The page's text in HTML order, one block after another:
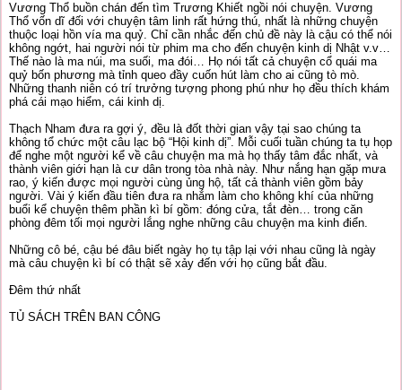
Vương Thổ buồn chán đến tìm Trương Khiết ngồi nói chuyện. Vương
Thổ vốn dĩ đối với chuyện tâm linh rất hứng thú, nhất là những chuyện
thuộc loại hồn vía ma quỷ. Chỉ cần nhắc đến chủ đề này là cậu có thể nói
không ngớt, hai người nói từ phim ma cho đến chuyện kinh dị Nhật v.v…
Thế nào là ma núi, ma suối, ma đói… Họ nói tất cả chuyện cổ quái ma
quỷ bốn phương mà tỉnh queo đầy cuốn hút làm cho ai cũng tò mò.
Những thanh niên có trí trưởng tượng phong phú như họ đều thích khám
phá cái mạo hiểm, cái kinh dị.
Thạch Nham đưa ra gợi ý, đều là đốt thời gian vậy tại sao chúng ta
không tổ chức một câu lạc bộ “Hội kinh dị”. Mỗi cuối tuần chúng ta tụ họp
để nghe một người kể về câu chuyện ma mà họ thấy tâm đắc nhất, và
thành viên giới hạn là cư dân trong tòa nhà này. Như nắng hạn gặp mưa
rao, ý kiến được mọi người cùng ủng hộ, tất cả thành viên gồm bảy
người. Vài ý kiến đầu tiên đưa ra nhắm làm cho không khí của những
buổi kể chuyện thêm phần kì bí gồm: đóng cửa, tắt đèn… trong căn
phòng đêm tối mọi người lắng nghe những câu chuyện ma kinh điển.
Những cô bé, cậu bé đâu biết ngày họ tụ tập lại với nhau cũng là ngày
mà câu chuyện kì bí có thật sẽ xảy đến với họ cũng bắt đầu.
Đêm thứ nhất
TỦ SÁCH TRÊN BAN CÔNG